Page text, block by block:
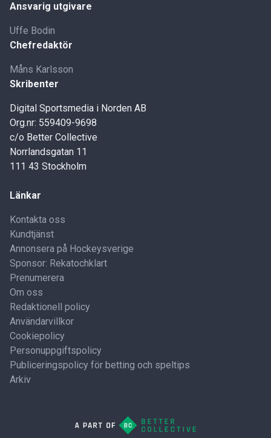
Ansvarig utgivare
Uffe Bodin
Chefredaktör
Måns Karlsson
Skribenter
Digital Sportsmedia i Norden AB
Org.nr: 559409-9698
c/o Better Collective
Norrlandsgatan 11
111 43 Stockholm
Länkar
Kontakta oss
Kundtjänst
Annonsera på Hockeysverige
Sponsor: Rekatochklart
Prenumerera
Om oss
Redaktionell policy
Användarvillkor
Cookiepolicy
Personuppgiftspolicy
Publiceringspolicy för betting och speltips
Arkiv